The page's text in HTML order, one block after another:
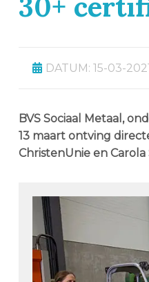
DATUM: 15-03-
BVS Sociaal Metaal,
13 maart ontving
ChristenUnie en